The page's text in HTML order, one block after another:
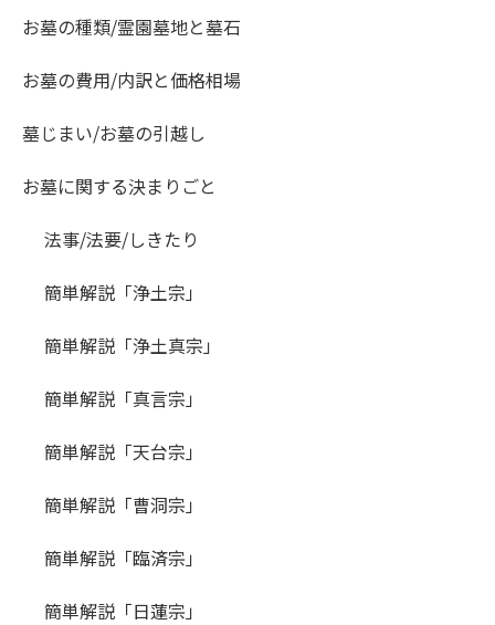
お墓の種類/霊園墓地と墓石
お墓の費用/内訳と価格相場
墓じまい/お墓の引越し
お墓に関する決まりごと
法事/法要/しきたり
簡単解説「浄土宗」
簡単解説「浄土真宗」
簡単解説「真言宗」
簡単解説「天台宗」
簡単解説「曹洞宗」
簡単解説「臨済宗」
簡単解説「日蓮宗」